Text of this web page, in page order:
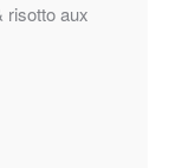
risotto aux